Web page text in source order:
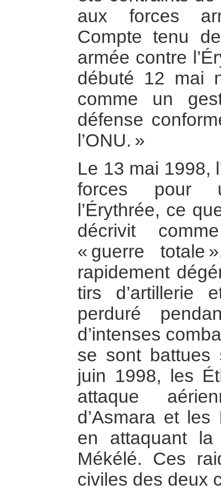
aux forces
Compte tenu
armée contre
débuté 12 mai
comme un
défense
l’ONU. »
Le 13 mai 1998,
forces pour
l’Érythrée, ce
décrivit
« guerre totale
rapidement
tirs d’artillerie
perduré
d’intenses
se sont
juin 1998, les
attaque
d’Asmara et les
en attaquant
Mékélé. Ces
civiles des deux